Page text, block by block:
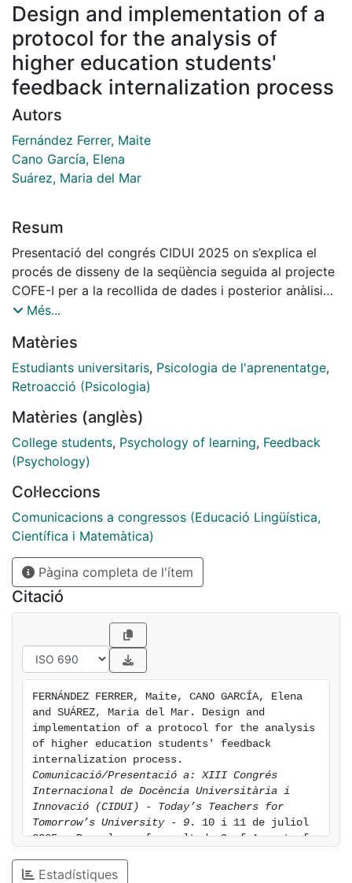
Design and implementation of a
protocol for the analysis of
higher education students'
feedback internalization process
Autors
Fernández Ferrer, Maite
Cano García, Elena
Suárez, Maria del Mar
Resum
Presentació del congrés CIDUI 2025 on s’explica el
procés de disseny de la seqüència seguida al projecte
COFE-I per a la recollida de dades i posterior anàlisi
d’aquestes dades del projecte "Comprensión de los
universitario"
- Proyectos de Generación del Conocimiento
(PID2022-138430NB-I00)
Més...
Matèries
Estudiants universitaris, Psicologia de l'aprenentatge,
Retroacció (Psicologia)
Matèries (anglès)
College students, Psychology of learning, Feedback
(Psychology)
Col·leccions
Comunicacions a congressos (Educació Lingüística,
Científica i Matemàtica)
Pàgina completa de l'ítem
Citació
FERNÁNDEZ FERRER, Maite, CANO GARCÍA, Elena
and SUÁREZ, Maria del Mar. Design and
implementation of a protocol for the analysis
of higher education students' feedback
Comunicació/Presentació a: XIII Congrés
Internacional de Docència Universitària i
Innovació (CIDUI) - Today’s Teachers for
Tomorrow’s University - 9 . 10 i 11 de juliol
2025 - Barcelona. [consulted: 9 of August of
https://hdl.handle.net/2445/222120
Estadístiques